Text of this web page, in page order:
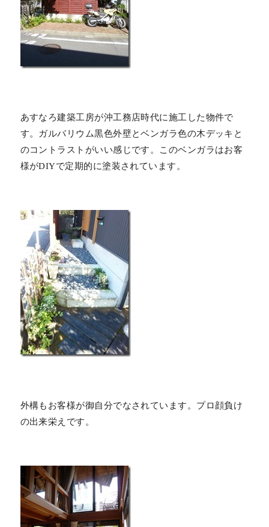
あすなろ建築工房が沖工務店時代に施工した物件で
す。ガルバリウム黒色外壁とベンガラ色の木デッキと
のコントラストがいい感じです。このベンガラはお客
様がDIYで定期的に塗装されています。
外構もお客様が御自分でなされています。プロ顔負け
の出来栄えです。